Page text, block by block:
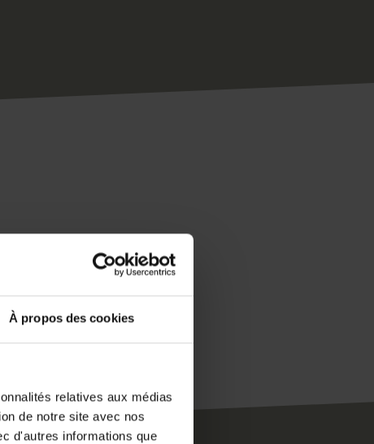
À propos des cookies
relatives aux médias
de notre site avec nos
d'autres informations que